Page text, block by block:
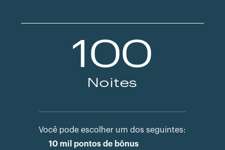
100
Noites
Você pode escolher um dos seguintes:
10 mil pontos de bônus